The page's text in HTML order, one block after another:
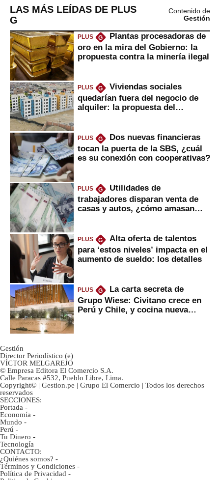
LAS MÁS LEÍDAS DE PLUS
G
Contenido de
Gestión
PLUS G
Plantas procesadoras de
oro en la mira del Gobierno: la
propuesta contra la minería ilegal
PLUS G
Viviendas sociales
quedarían fuera del negocio de
alquiler: la propuesta del
PLUS G
Dos nuevas financieras
tocan la puerta de la SBS, ¿cuál
es su conexión con cooperativas?
PLUS G
Utilidades de
trabajadores disparan venta de
casas y autos, ¿cómo amasan
PLUS G
Alta oferta de talentos
para ‘estos niveles’ impacta en el
aumento de sueldo: los detalles
PLUS G
La carta secreta de
Grupo Wiese: Civitano crece en
Perú y Chile, y cocina nueva
Gestión
Director Periodístico (e)
VÍCTOR MELGAREJO
© Empresa Editora El Comercio S.A.
Calle Paracas #532, Pueblo Libre, Lima.
Copyright© | Gestion.pe | Grupo El Comercio | Todos los derechos
reservados
SECCIONES:
Portada -
Economía -
Mundo -
Perú -
Tu Dinero -
Tecnología
CONTACTO:
¿Quiénes somos? -
Términos y Condiciones -
Política de Privacidad -